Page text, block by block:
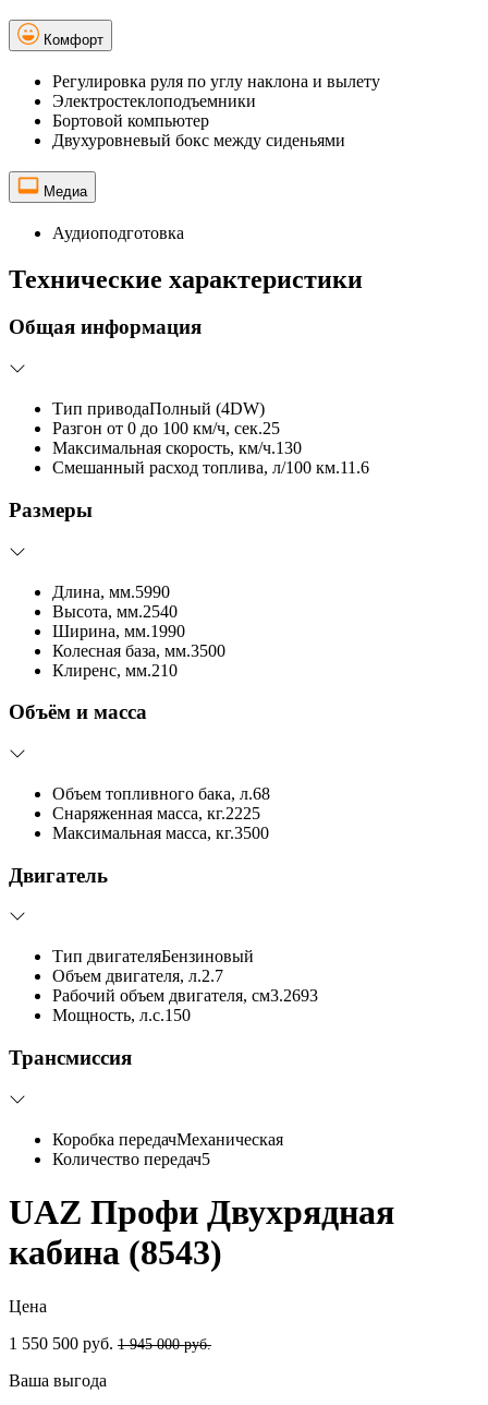
Комфорт
Регулировка руля по углу наклона и вылету
Электростеклоподъемники
Бортовой компьютер
Двухуровневый бокс между сиденьями
Медиа
Аудиоподготовка
Технические характеристики
Общая информация
Тип приводаПолный (4DW)
Разгон от 0 до 100 км/ч, сек.25
Максимальная скорость, км/ч.130
Смешанный расход топлива, л/100 км.11.6
Размеры
Длина, мм.5990
Высота, мм.2540
Ширина, мм.1990
Колесная база, мм.3500
Клиренс, мм.210
Объём и масса
Объем топливного бака, л.68
Снаряженная масса, кг.2225
Максимальная масса, кг.3500
Двигатель
Тип двигателяБензиновый
Объем двигателя, л.2.7
Рабочий объем двигателя, см3.2693
Мощность, л.с.150
Трансмиссия
Коробка передачМеханическая
Количество передач5
UAZ Профи Двухрядная
кабина (8543)
Цена
1 550 500 руб. 1 945 000 руб.
Ваша выгода